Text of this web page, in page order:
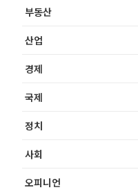
부동산
산업
경제
국제
정치
사회
오피니언